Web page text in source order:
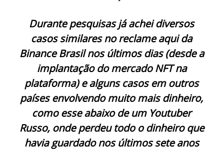
Durante pesquisas já achei diversos
casos similares no reclame aqui da
Binance Brasil nos últimos dias (desde a
implantação do mercado NFT na
plataforma) e alguns casos em outros
países envolvendo muito mais dinheiro,
como esse abaixo de um Youtuber
Russo, onde perdeu todo o dinheiro que
havia guardado nos últimos sete anos